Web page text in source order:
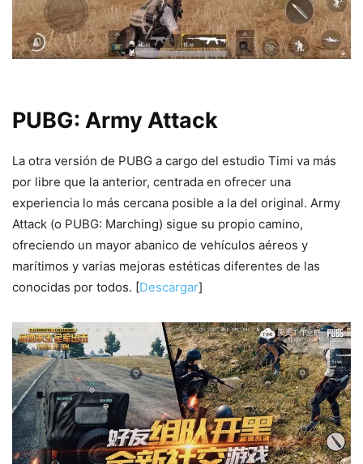
PUBG: Army Attack
La otra versión de PUBG a cargo del estudio Timi va más
por libre que la anterior, centrada en ofrecer una
experiencia lo más cercana posible a la del original. Army
Attack (o PUBG: Marching) sigue su propio camino,
ofreciendo un mayor abanico de vehículos aéreos y
marítimos y varias mejoras estéticas diferentes de las
conocidas por todos. [Descargar]